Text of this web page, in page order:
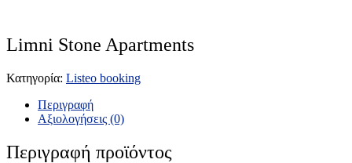
Limni Stone Apartments
Κατηγορία: Listeo booking
Περιγραφή
Αξιολογήσεις (0)
Περιγραφή προϊόντος